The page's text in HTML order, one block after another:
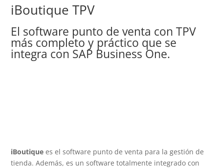
iBoutique TPV
El software punto de venta con TPV
más completo y práctico que se
integra con SAP Business One.
iBoutique es el software punto de venta para la gestión de
tienda. Además, es un software totalmente integrado con